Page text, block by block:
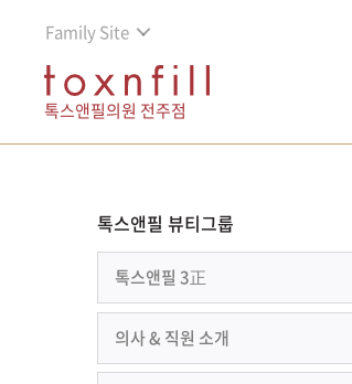
Family Site
톡스앤필의원 전주점
톡스앤필 뷰티그룹
톡스앤필 3正
의사 & 직원 소개